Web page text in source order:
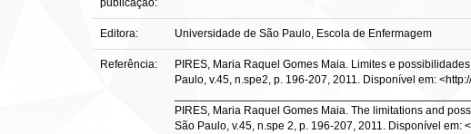
publicação:
Editora: Universidade de São Paulo, Escola de Enfermagem
Referência:
PIRES, Maria Raquel Gomes Maia. Limites e
Paulo, v.45, n.spe2, p. 196-207, 2011. Disponível em:
PIRES, Maria Raquel Gomes Maia. The limitations and
São Paulo, v.45, n.spe 2, p. 196-207, 2011. Disponível em: